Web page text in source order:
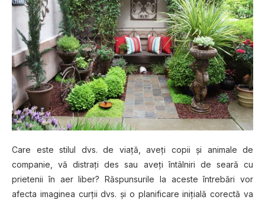
Care este stilul dvs. de viaţă, aveţi copii şi animale de
companie, vă distraţi des sau aveţi întâlniri de seară cu
prietenii în aer liber? Răspunsurile la aceste întrebări vor
afecta imaginea curţii dvs. şi o planificare iniţială corectă va